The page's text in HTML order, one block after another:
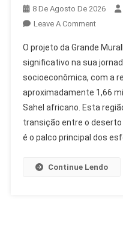
8 De Agosto De 2026
Leave A CommentOn
Muralha
Verde:
1,66
Milhão
De
O projeto da Grande
significativo na sua
socioeconômica, com a
aproximadamente 1,66
Sahel africano. Esta
transição entre o deserto
é o palco principal dos
Continue Lendo